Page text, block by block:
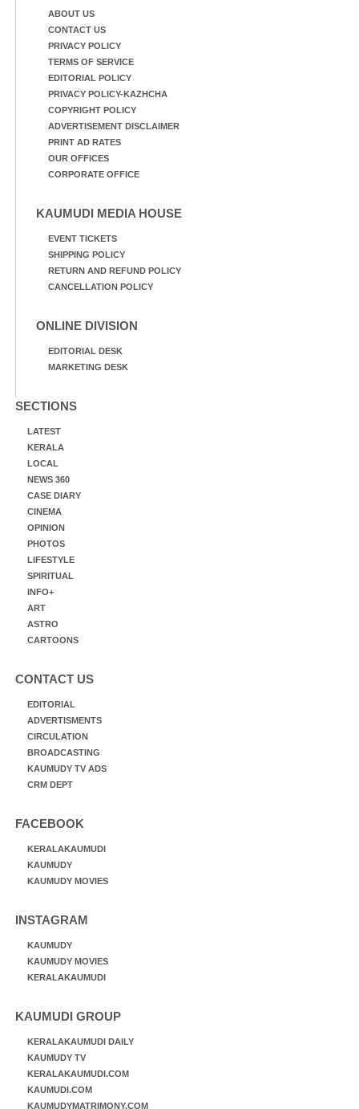
ABOUT US
CONTACT US
PRIVACY POLICY
TERMS OF SERVICE
EDITORIAL POLICY
PRIVACY POLICY-KAZHCHA
COPYRIGHT POLICY
ADVERTISEMENT DISCLAIMER
PRINT AD RATES
OUR OFFICES
CORPORATE OFFICE
KAUMUDI MEDIA HOUSE
EVENT TICKETS
SHIPPING POLICY
RETURN AND REFUND POLICY
CANCELLATION POLICY
ONLINE DIVISION
EDITORIAL DESK
MARKETING DESK
SECTIONS
LATEST
KERALA
LOCAL
NEWS 360
CASE DIARY
CINEMA
OPINION
PHOTOS
LIFESTYLE
SPIRITUAL
INFO+
ART
ASTRO
CARTOONS
CONTACT US
EDITORIAL
ADVERTISMENTS
CIRCULATION
BROADCASTING
KAUMUDY TV ADS
CRM DEPT
FACEBOOK
KERALAKAUMUDI
KAUMUDY
KAUMUDY MOVIES
INSTAGRAM
KAUMUDY
KAUMUDY MOVIES
KERALAKAUMUDI
KAUMUDI GROUP
KERALAKAUMUDI DAILY
KAUMUDY TV
KERALAKAUMUDI.COM
KAUMUDI.COM
KAUMUDYMATRIMONY.COM